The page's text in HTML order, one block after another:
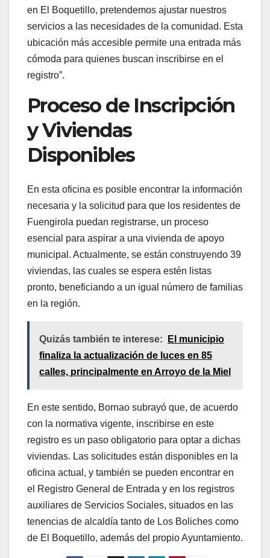
en El Boquetillo, pretendemos ajustar nuestros
servicios a las necesidades de la comunidad. Esta
ubicación más accesible permite una entrada más
cómoda para quienes buscan inscribirse en el
registro”.
Proceso de Inscripción
y Viviendas
Disponibles
En esta oficina es posible encontrar la información
necesaria y la solicitud para que los residentes de
Fuengirola puedan registrarse, un proceso
esencial para aspirar a una vivienda de apoyo
municipal. Actualmente, se están construyendo 39
viviendas, las cuales se espera estén listas
pronto, beneficiando a un igual número de familias
en la región.
Quizás también te interese:
El municipio
finaliza la actualización de luces en 85
calles, principalmente en Arroyo de la Miel
En este sentido, Bornao subrayó que, de acuerdo
con la normativa vigente, inscribirse en este
registro es un paso obligatorio para optar a dichas
viviendas. Las solicitudes están disponibles en la
oficina actual, y también se pueden encontrar en
el Registro General de Entrada y en los registros
auxiliares de Servicios Sociales, situados en las
tenencias de alcaldía tanto de Los Boliches como
de El Boquetillo, además del propio Ayuntamiento.